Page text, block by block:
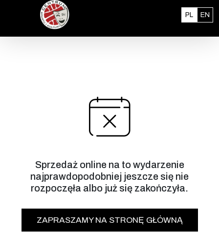
Przejdź do treści
PL Polski
EN
Sprzedaż online na to wydarzenie
najprawdopodobniej jeszcze się nie
rozpoczęła albo już się zakończyła.
ZAPRASZAMY NA STRONĘ GŁÓWNĄ